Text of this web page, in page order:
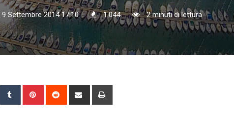
Settembre 2014 17:10 1.044 2 minuti di lettura
StumbleUpon
Tumblr Pinterest Reddit
Share